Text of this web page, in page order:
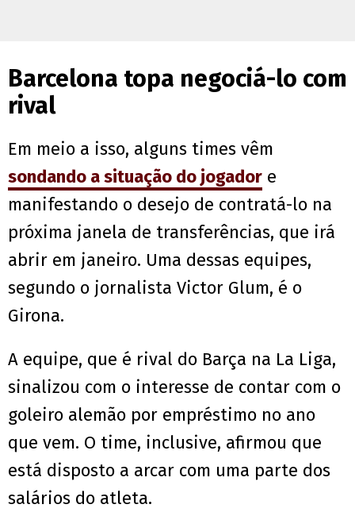
Barcelona topa negociá-lo com
rival
Em meio a isso, alguns times vêm
sondando a situação do jogador e
manifestando o desejo de contratá-lo na
próxima janela de transferências, que irá
abrir em janeiro. Uma dessas equipes,
segundo o jornalista Victor Glum, é o
Girona.
A equipe, que é rival do Barça na La Liga,
sinalizou com o interesse de contar com o
goleiro alemão por empréstimo no ano
que vem. O time, inclusive, afirmou que
está disposto a arcar com uma parte dos
salários do atleta.